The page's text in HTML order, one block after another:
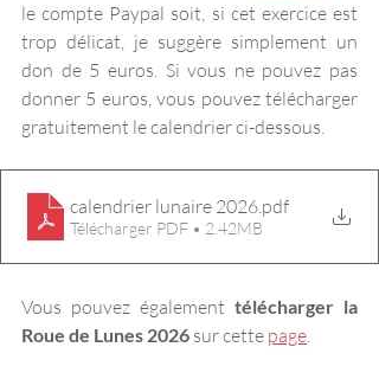
le compte Paypal soit, si cet exercice est
trop délicat, je suggère simplement un
don de 5 euros. Si vous ne pouvez pas
donner 5 euros, vous pouvez télécharger
gratuitement le calendrier ci-dessous.
calendrier lunaire 2026.pdf
Télécharger PDF • 2.42MB
Vous pouvez également télécharger la
Roue de Lunes 2026 sur cette page.